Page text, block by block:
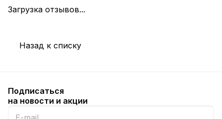
Загрузка отзывов...
Назад к списку
Подписаться
на новости и акции